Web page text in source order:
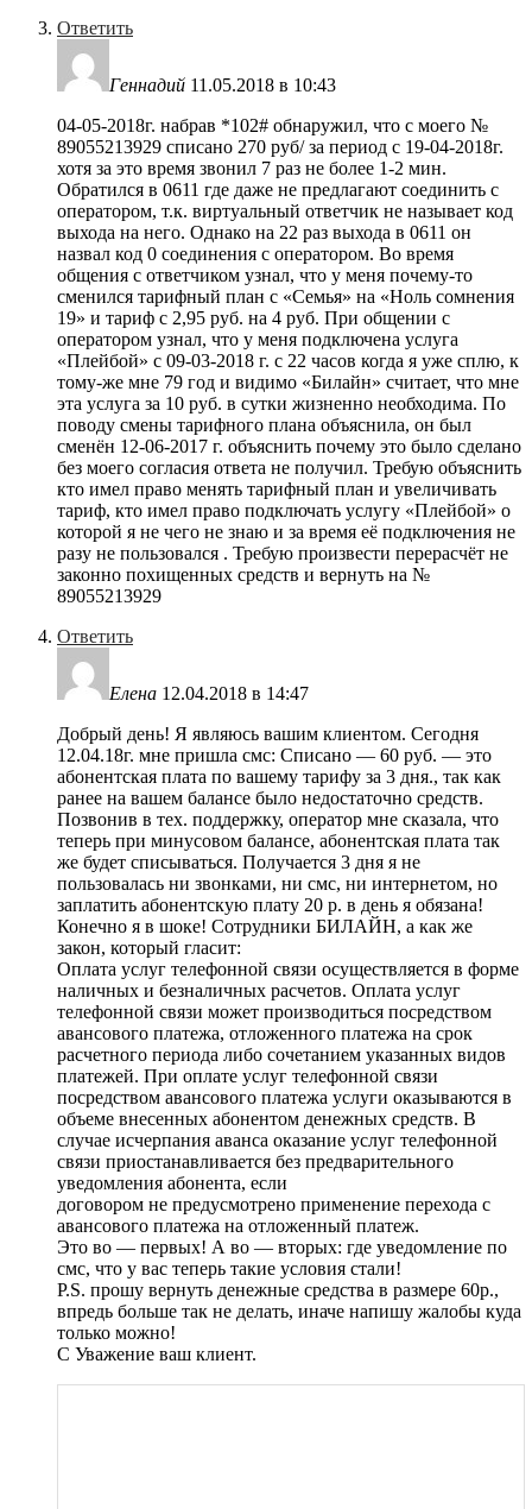
Ответить
Геннадий 11.05.2018 в 10:43
04-05-2018г. набрав *102# обнаружил, что с моего №
89055213929 списано 270 руб/ за период с 19-04-2018г.
хотя за это время звонил 7 раз не более 1-2 мин.
Обратился в 0611 где даже не предлагают соединить с
оператором, т.к. виртуальный ответчик не называет код
выхода на него. Однако на 22 раз выхода в 0611 он
назвал код 0 соединения с оператором. Во время
общения с ответчиком узнал, что у меня почему-то
сменился тарифный план с «Семья» на «Ноль сомнения
19» и тариф с 2,95 руб. на 4 руб. При общении с
оператором узнал, что у меня подключена услуга
«Плейбой» с 09-03-2018 г. с 22 часов когда я уже сплю, к
тому-же мне 79 год и видимо «Билайн» считает, что мне
эта услуга за 10 руб. в сутки жизненно необходима. По
поводу смены тарифного плана объяснила, он был
сменён 12-06-2017 г. объяснить почему это было сделано
без моего согласия ответа не получил. Требую объяснить
кто имел право менять тарифный план и увеличивать
тариф, кто имел право подключать услугу «Плейбой» о
которой я не чего не знаю и за время её подключения не
разу не пользовался . Требую произвести перерасчёт не
законно похищенных средств и вернуть на №
89055213929
Ответить
Елена 12.04.2018 в 14:47
Добрый день! Я являюсь вашим клиентом. Сегодня
12.04.18г. мне пришла смс: Списано — 60 руб. — это
абонентская плата по вашему тарифу за 3 дня., так как
ранее на вашем балансе было недостаточно средств.
Позвонив в тех. поддержку, оператор мне сказала, что
теперь при минусовом балансе, абонентская плата так
же будет списываться. Получается 3 дня я не
пользовалась ни звонками, ни смс, ни интернетом, но
заплатить абонентскую плату 20 р. в день я обязана!
Конечно я в шоке! Сотрудники БИЛАЙН, а как же
закон, который гласит:
Оплата услуг телефонной связи осуществляется в форме
наличных и безналичных расчетов. Оплата услуг
телефонной связи может производиться посредством
авансового платежа, отложенного платежа на срок
расчетного периода либо сочетанием указанных видов
платежей. При оплате услуг телефонной связи
посредством авансового платежа услуги оказываются в
объеме внесенных абонентом денежных средств. В
случае исчерпания аванса оказание услуг телефонной
связи приостанавливается без предварительного
уведомления абонента, если
договором не предусмотрено применение перехода с
авансового платежа на отложенный платеж.
Это во — первых! А во — вторых: где уведомление по
смс, что у вас теперь такие условия стали!
P.S. прошу вернуть денежные средства в размере 60р.,
впредь больше так не делать, иначе напишу жалобы куда
только можно!
С Уважение ваш клиент.